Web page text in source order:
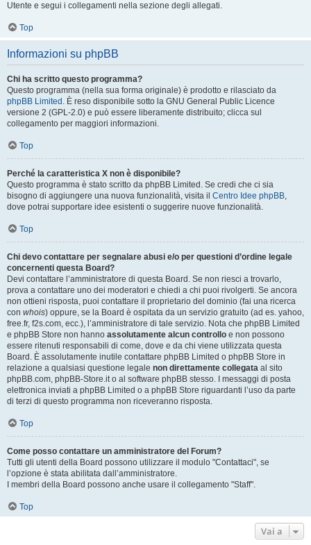
Utente e segui i collegamenti nella sezione degli allegati.
Top
Informazioni su phpBB
Chi ha scritto questo programma?
Questo programma (nella sua forma originale) è prodotto e rilasciato da
phpBB Limited . È reso disponibile sotto la GNU General Public Licence
versione 2 (GPL-2.0) e può essere liberamente distribuito; clicca sul
collegamento per maggiori informazioni.
Top
Perché la caratteristica X non è disponibile?
Questo programma è stato scritto da phpBB Limited. Se credi che ci sia
bisogno di aggiungere una nuova funzionalità, visita il Centro Idee phpBB,
dove potrai supportare idee esistenti o suggerire nuove funzionalità.
Top
Chi devo contattare per segnalare abusi e/o per questioni d’ordine legale
concernenti questa Board?
Devi contattare l’amministratore di questa Board. Se non riesci a trovarlo,
prova a contattare uno dei moderatori e chiedi a chi puoi rivolgerti. Se ancora
non ottieni risposta, puoi contattare il proprietario del dominio (fai una ricerca
con whois) oppure, se la Board è ospitata da un servizio gratuito (ad es. yahoo,
free.fr, f2s.com, ecc.), l’amministratore di tale servizio. Nota che phpBB Limited
e phpBB Store non hanno assolutamente alcun controllo e non possono
essere ritenuti responsabili di come, dove e da chi viene utilizzata questa
Board. È assolutamente inutile contattare phpBB Limited o phpBB Store in
relazione a qualsiasi questione legale non direttamente collegata al sito
phpBB.com, phpBB-Store.it o al software phpBB stesso. I messaggi di posta
elettronica inviati a phpBB Limited o a phpBB Store riguardanti l’uso da parte
di terzi di questo programma non riceveranno risposta.
Top
Come posso contattare un amministratore del Forum?
Tutti gli utenti della Board possono utilizzare il modulo "Contattaci", se
l’opzione è stata abilitata dall’amministratore.
I membri della Board possono anche usare il collegamento "Staff".
Top
Vai a